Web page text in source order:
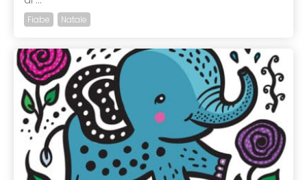
Fiabe Natale